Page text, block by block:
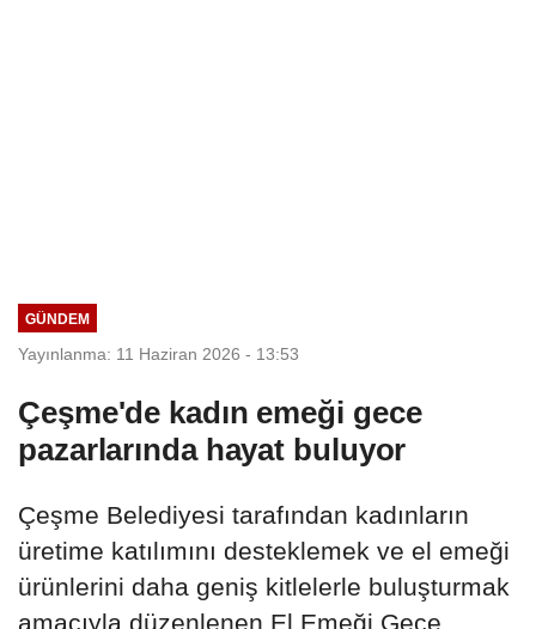
GÜNDEM
Yayınlanma: 11 Haziran 2026 - 13:53
Çeşme'de kadın emeği gece
pazarlarında hayat buluyor
Çeşme Belediyesi tarafından kadınların
üretime katılımını desteklemek ve el emeği
ürünlerini daha geniş kitlelerle buluşturmak
amacıyla düzenlenen El Emeği Gece